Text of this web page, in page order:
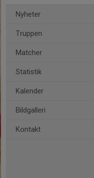
Nyheter
Truppen
Matcher
Statistik
Kalender
Bildgalleri
Kontakt